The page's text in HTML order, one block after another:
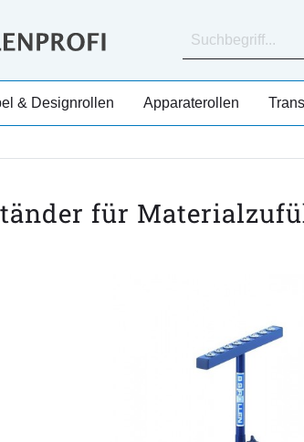
& Designrollen Apparaterollen
für